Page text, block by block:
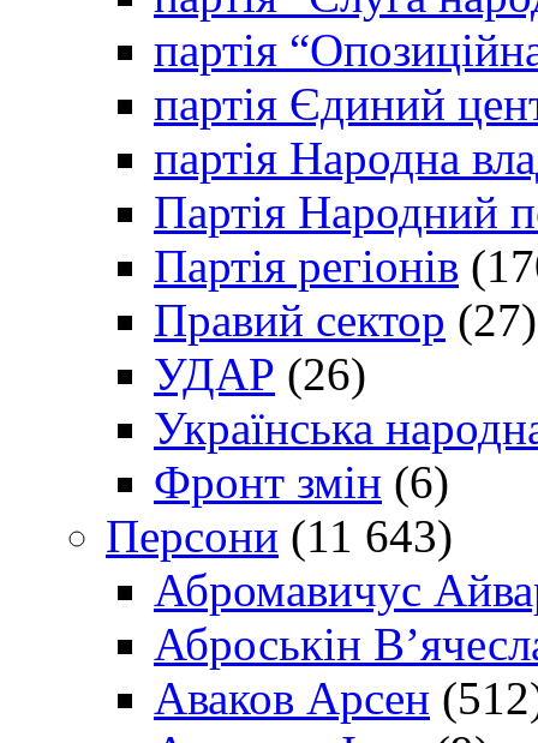
партія
партія Єдиний
партія Народна
Партія Народний
Партія регіонів
Правий сектор (27)
УДАР (26)
Українська
Фронт змін (6)
Персони (11 643)
Абромавичус
Аброськін
Аваков Арсен